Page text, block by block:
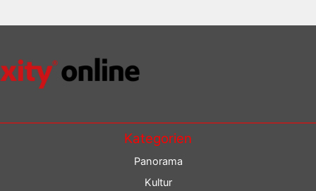
Kategorien
Panorama
Kultur